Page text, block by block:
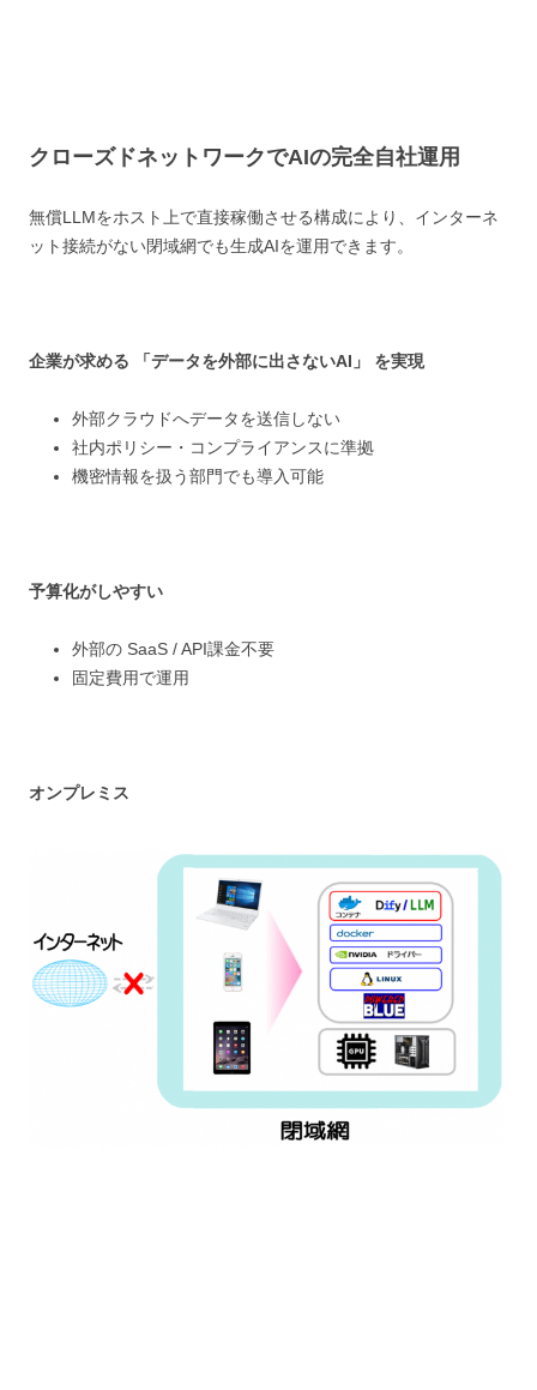
クローズドネットワークでAIの完全自社運用
無償LLMをホスト上で直接稼働させる構成により、インターネ
ット接続がない閉域網でも生成AIを運用できます。
企業が求める 「データを外部に出さないAI」 を実現
外部クラウドへデータを送信しない
社内ポリシー・コンプライアンスに準拠
機密情報を扱う部門でも導入可能
予算化がしやすい
外部の SaaS / API課金不要
固定費用で運用
オンプレミス